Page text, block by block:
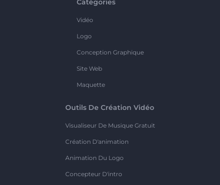
Catégories
Vidéo
Logo
Conception Graphique
Site Web
Maquette
Outils De Création Vidéo
Visualiseur De Musique Gratuit
Création D'animation
Animation Du Logo
Concepteur D'intro